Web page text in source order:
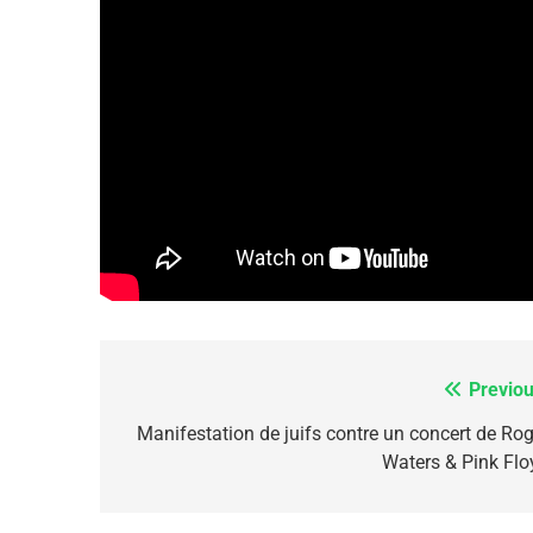
de
Manifestation de juifs contre un concert de
Waters & Pink
FIÈRE, DIGNE ET
CE QUI NOUS